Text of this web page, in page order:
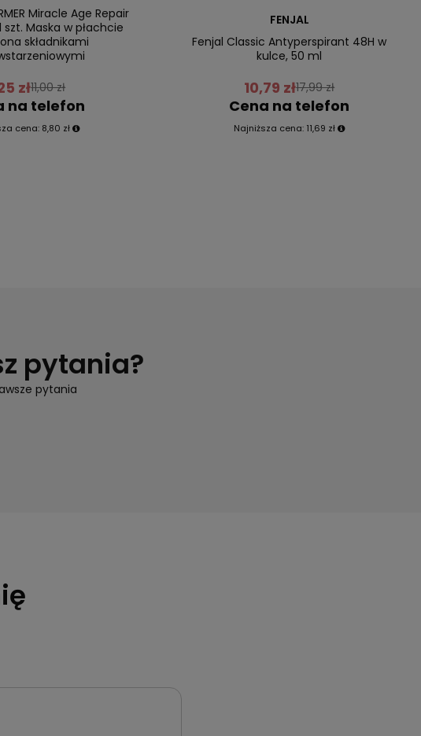
Miracle Age Repair
szt. Maska w płachcie
składnikami
zł11,00 zł
na telefon
cena: 8,80 zł
FENJAL
Fenjal Classic Antyperspirant 48H w
kulce, 50 ml
10,79 zł17,99 zł
Cena na telefon
Najniższa cena: 11,69 zł
pytania?
pytania